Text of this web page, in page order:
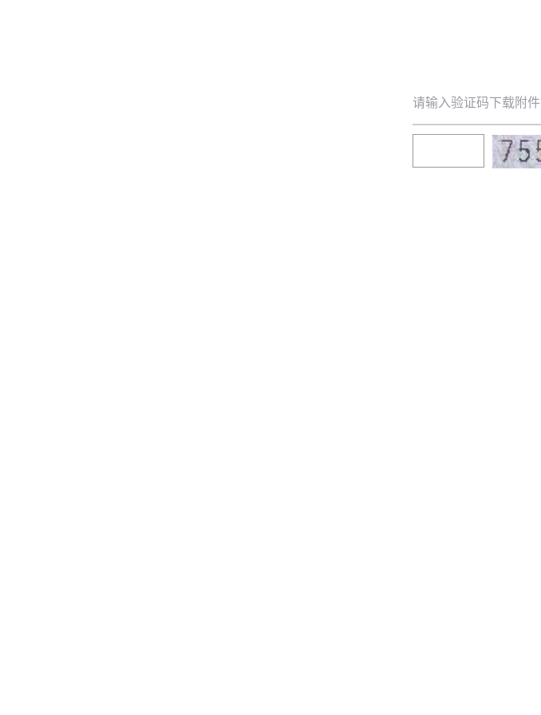
请输入验证码下载附件